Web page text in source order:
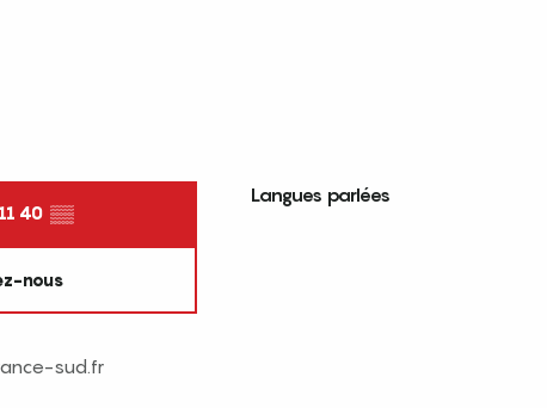
40 ▒▒
nous
sud.fr
Langues parlées
Langues parlées